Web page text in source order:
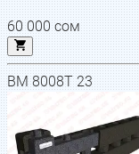
60 000сом
BM 8008T 23